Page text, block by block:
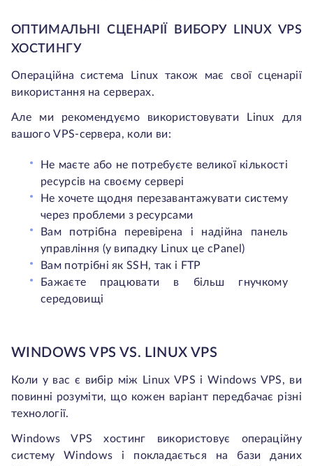
ОПТИМАЛЬНІ СЦЕНАРІЇ ВИБОРУ LINUX VPS
ХОСТИНГУ
Операційна система Linux також має свої сценарії
використання на серверах.
Але ми рекомендуємо використовувати Linux для
вашого VPS-сервера, коли ви:
Не маєте або не потребуєте великої кількості
ресурсів на своєму сервері
Не хочете щодня перезавантажувати систему
через проблеми з ресурсами
Вам потрібна перевірена і надійна панель
управління (у випадку Linux це cPanel)
Вам потрібні як SSH, так і FTP
Бажаєте працювати в більш гнучкому
середовищі
WINDOWS VPS VS. LINUX VPS
Коли у вас є вибір між Linux VPS і Windows VPS, ви
повинні розуміти, що кожен варіант передбачає різні
технології.
Windows VPS хостинг використовує операційну
систему Windows і покладається на бази даних